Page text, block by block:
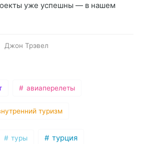
уже успешны — в нашем
Джон Трэвел
авиаперелеты
туризм
туры турция